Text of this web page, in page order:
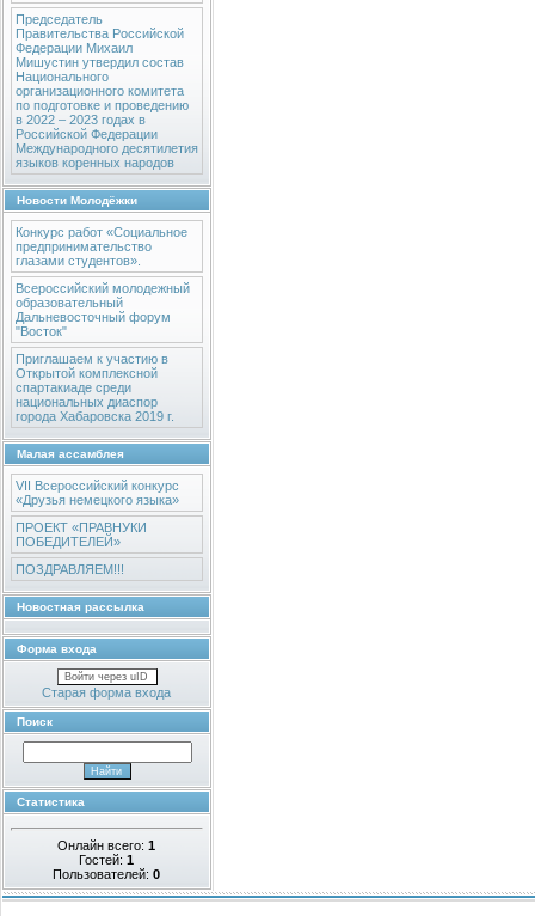
Председатель
Правительства Российской
Федерации Михаил
Мишустин утвердил состав
Национального
организационного комитета
по подготовке и проведению
в 2022 – 2023 годах в
Российской Федерации
Международного десятилетия
языков коренных народов
Новости Молодёжки
Конкурс работ «Социальное
предпринимательство
глазами студентов».
Всероссийский молодежный
образовательный
Дальневосточный форум
"Восток"
Приглашаем к участию в
Открытой комплексной
спартакиаде среди
национальных диаспор
города Хабаровска 2019 г.
Малая ассамблея
VII Всероссийский конкурс
«Друзья немецкого языка»
ПРОЕКТ «ПРАВНУКИ
ПОБЕДИТЕЛЕЙ»
ПОЗДРАВЛЯЕМ!!!
Новостная рассылка
Форма входа
Войти через uID
Старая форма входа
Поиск
Статистика
Онлайн всего:1
Гостей:1
Пользователей:0